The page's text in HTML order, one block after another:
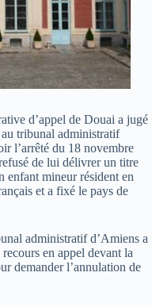
d’appel de Douai a jugé
tribunal administratif
l’arrêté du 18 novembre
de lui délivrer un titre
enfant mineur résident en
et a fixé le pays de
administratif d’Amiens a
en appel devant la
demander l’annulation de